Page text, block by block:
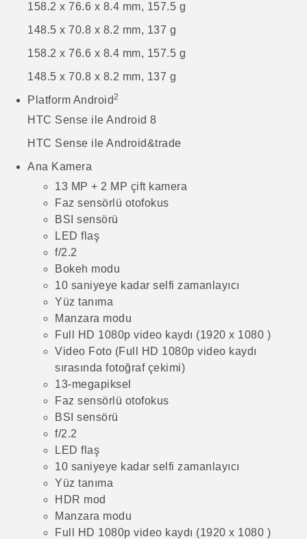
158.2 x 76.6 x 8.4 mm, 157.5 g
148.5 x 70.8 x 8.2 mm, 137 g
158.2 x 76.6 x 8.4 mm, 157.5 g
148.5 x 70.8 x 8.2 mm, 137 g
Platform Android2
HTC Sense ile Android 8
HTC Sense ile Android&trade
Ana Kamera
13 MP + 2 MP çift kamera
Faz sensörlü otofokus
BSI sensörü
LED flaş
f/2.2
Bokeh modu
10 saniyeye kadar selfi zamanlayıcı
Yüz tanıma
Manzara modu
Full HD 1080p video kaydı (1920 x 1080 )
Video Foto (Full HD 1080p video kaydı
sırasında fotoğraf çekimi)
13-megapiksel
Faz sensörlü otofokus
BSI sensörü
f/2.2
LED flaş
10 saniyeye kadar selfi zamanlayıcı
Yüz tanıma
HDR mod
Manzara modu
Full HD 1080p video kaydı (1920 x 1080 )